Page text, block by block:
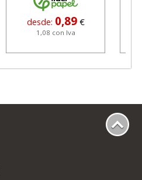
desde: 0,89 €
1,08 con Iva